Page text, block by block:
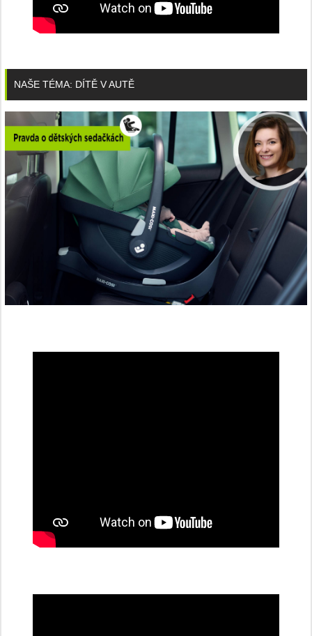
NAŠE TÉMA: DÍTĚ V AUTĚ